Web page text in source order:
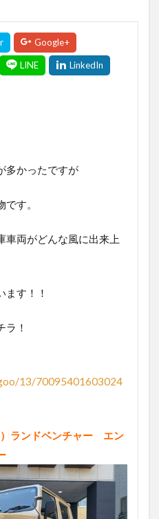
多かったですが
す。
車両がどんな風に出来上
ます！！
ラ！
13/70095401603024
ランドベンチャー エン